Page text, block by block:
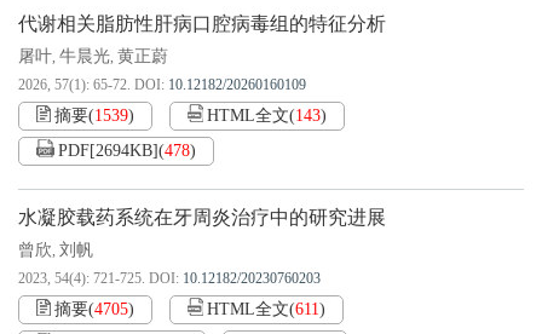
代谢相关脂肪性肝病口腔病毒组的特征分析
屠叶, 牛晨光, 黄正蔚
2026, 57(1): 65-72. DOI: 10.12182/20260160109
摘要(1539) HTML全文(143)
PDF[2694KB](478)
水凝胶载药系统在牙周炎治疗中的研究进展
曾欣, 刘帆
2023, 54(4): 721-725. DOI: 10.12182/20230760203
摘要(4705) HTML全文(611)